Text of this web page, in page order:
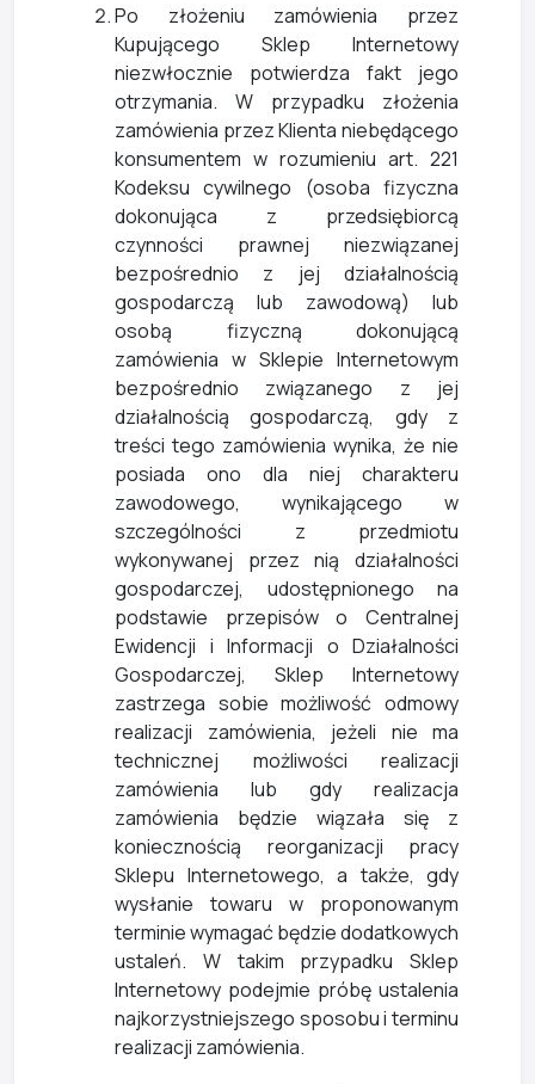
Po złożeniu zamówienia przez
Kupującego Sklep Internetowy
niezwłocznie potwierdza fakt jego
otrzymania. W przypadku złożenia
zamówienia przez Klienta niebędącego
konsumentem w rozumieniu art. 221
Kodeksu cywilnego (osoba fizyczna
dokonująca z przedsiębiorcą
czynności prawnej niezwiązanej
bezpośrednio z jej działalnością
gospodarczą lub zawodową) lub
osobą fizyczną dokonującą
zamówienia w Sklepie Internetowym
bezpośrednio związanego z jej
działalnością gospodarczą, gdy z
treści tego zamówienia wynika, że nie
posiada ono dla niej charakteru
zawodowego, wynikającego w
szczególności z przedmiotu
wykonywanej przez nią działalności
gospodarczej, udostępnionego na
podstawie przepisów o Centralnej
Ewidencji i Informacji o Działalności
Gospodarczej, Sklep Internetowy
zastrzega sobie możliwość odmowy
realizacji zamówienia, jeżeli nie ma
technicznej możliwości realizacji
zamówienia lub gdy realizacja
zamówienia będzie wiązała się z
koniecznością reorganizacji pracy
Sklepu Internetowego, a także, gdy
wysłanie towaru w proponowanym
terminie wymagać będzie dodatkowych
ustaleń. W takim przypadku Sklep
Internetowy podejmie próbę ustalenia
najkorzystniejszego sposobu i terminu
realizacji zamówienia.